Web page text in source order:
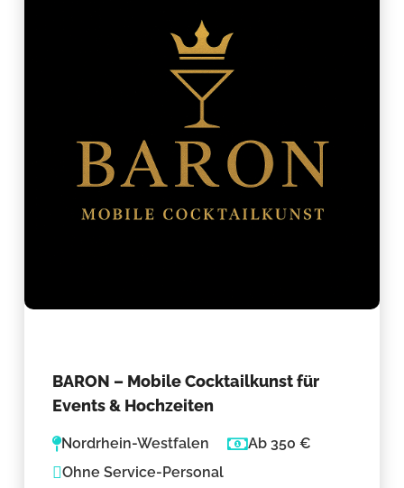
BARON – Mobile Cocktailkunst für
Events & Hochzeiten
Nordrhein-Westfalen
Ab 350 €
Ohne Service-Personal